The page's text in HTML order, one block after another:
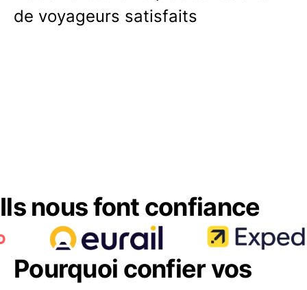
de voyageurs satisfaits
Ils nous font confiance
Pourquoi confier vos